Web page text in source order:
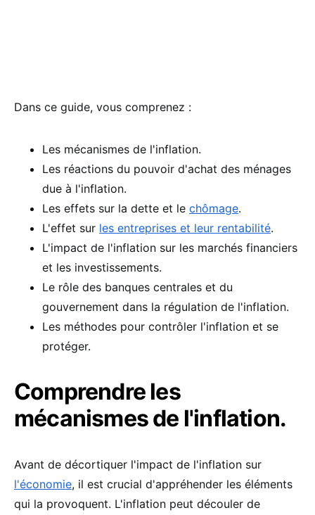
Dans ce guide, vous comprenez :
Les mécanismes de l'inflation.
Les réactions du pouvoir d'achat des ménages
due à l'inflation.
Les effets sur la dette et le chômage.
L'effet sur les entreprises et leur rentabilité.
L'impact de l'inflation sur les marchés financiers
et les investissements.
Le rôle des banques centrales et du
gouvernement dans la régulation de l'inflation.
Les méthodes pour contrôler l'inflation et se
protéger.
Comprendre les
mécanismes de l'inflation.
Avant de décortiquer l'impact de l'inflation sur
l'économie, il est crucial d'appréhender les éléments
qui la provoquent. L'inflation peut découler de